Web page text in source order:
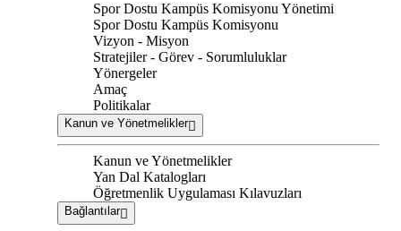
Spor Dostu Kampüs Komisyonu Yönetimi
Spor Dostu Kampüs Komisyonu
Vizyon - Misyon
Stratejiler - Görev - Sorumluluklar
Yönergeler
Amaç
Politikalar
Kanun ve Yönetmelikler
Kanun ve Yönetmelikler
Yan Dal Katalogları
Öğretmenlik Uygulaması Kılavuzları
Bağlantılar